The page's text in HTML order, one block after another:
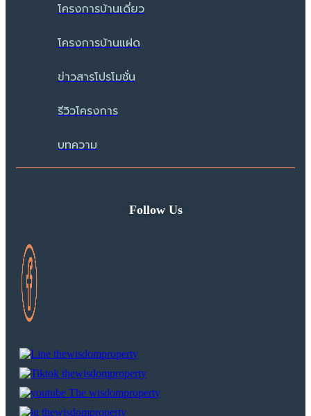
โครงการบ้านเดี่ยว
โครงการบ้านแฝด
ข่าวสารโปรโมชั่น
รีวิวโครงการ
บทความ
Follow Us